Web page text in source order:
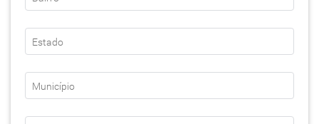
Estado
Município